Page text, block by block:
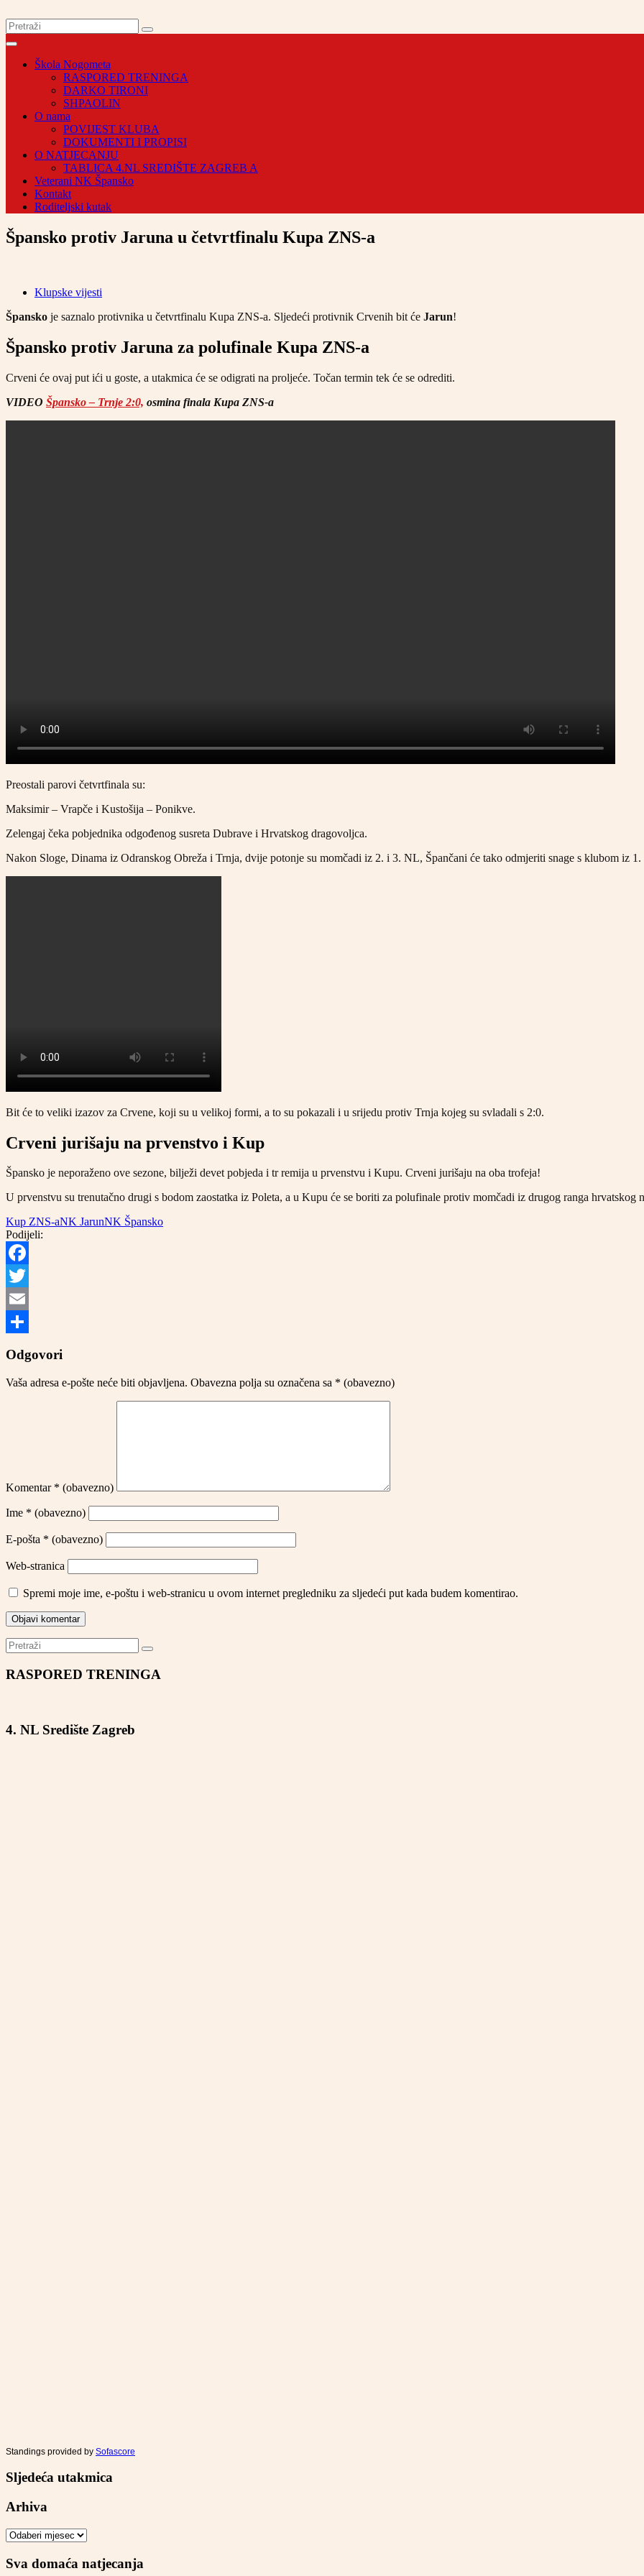
Škola Nogometa
RASPORED TRENINGA
DARKO TIRONI
SHPAOLIN
O nama
POVIJEST KLUBA
DOKUMENTI I PROPISI
O NATJECANJU
TABLICA 4.NL SREDIŠTE ZAGREB A
Veterani NK Špansko
Kontakt
Roditeljski kutak
Špansko protiv Jaruna u četvrtfinalu Kupa ZNS-a
Klupske vijesti
Špansko je saznalo protivnika u četvrtfinalu Kupa ZNS-a. Sljedeći protivnik Crvenih bit će Jarun!
Špansko protiv Jaruna za polufinale Kupa ZNS-a
Crveni će ovaj put ići u goste, a utakmica će se odigrati na proljeće. Točan termin tek će se odrediti.
VIDEO Špansko – Trnje 2:0, osmina finala Kupa ZNS-a
Preostali parovi četvrtfinala su:
Maksimir – Vrapče i Kustošija – Ponikve.
Zelengaj čeka pobjednika odgođenog susreta Dubrave i Hrvatskog dragovoljca.
Nakon Sloge, Dinama iz Odranskog Obreža i Trnja, dvije potonje su momčadi iz 2. i 3. NL, Špančani će tako odmjeriti snage s klubom iz
Bit će to veliki izazov za Crvene, koji su u velikoj formi, a to su pokazali i u srijedu protiv Trnja kojeg su svladali s 2:0.
Crveni jurišaju na prvenstvo i Kup
Špansko je neporaženo ove sezone, bilježi devet pobjeda i tr remija u prvenstvu i Kupu. Crveni jurišaju na oba trofeja!
U prvenstvu su trenutačno drugi s bodom zaostatka iz Poleta, a u Kupu će se boriti za polufinale protiv momčadi iz drugog ranga hrvatskog
Kup ZNS-aNK JarunNK Špansko
Podijeli:
Facebook
Twitter
Email
Odgovori
Vaša adresa e-pošte neće biti objavljena. Obavezna polja su označena sa * (obavezno)
Komentar * (obavezno)
Ime * (obavezno)
E-pošta * (obavezno)
Web-stranica
Spremi moje ime, e-poštu i web-stranicu u ovom internet pregledniku za sljedeći put kada budem komentirao.
RASPORED TRENINGA
4. NL Središte Zagreb
Standings provided by Sofascore
Sljedeća utakmica
Arhiva
Arhiva
Sva domaća natjecanja